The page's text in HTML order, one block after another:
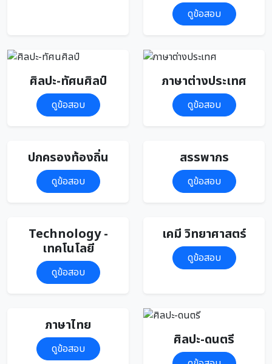
ดูข้อสอบ
ศิลปะ-ทัศนศิลป์
ดูข้อสอบ
ภาษาต่างประเทศ
ดูข้อสอบ
ปกครองท้องถิ่น
ดูข้อสอบ
สรรพากร
ดูข้อสอบ
Technology -
เทคโนโลยี
ดูข้อสอบ
เคมี วิทยาศาสตร์
ดูข้อสอบ
ภาษาไทย
ดูข้อสอบ ศิลปะ-ดนตรี